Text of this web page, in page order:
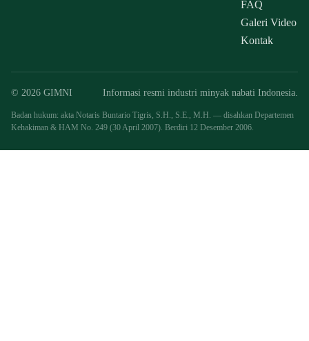
FAQ
Galeri Video
Kontak
© 2026 GIMNI Informasi resmi industri minyak nabati Indonesia.
Badan hukum: akta Notaris Buntario Tigris, S.H., S.E., M.H. — disahkan Departemen
Kehakiman & HAM No. 249 (30 April 2007). Berdiri 12 Desember 2006.